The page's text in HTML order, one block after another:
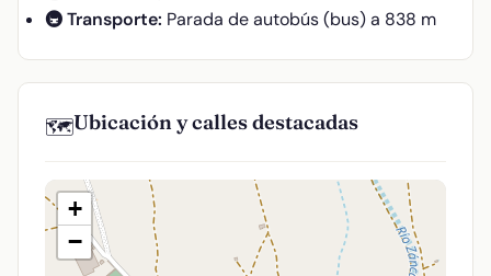
🚇 Transporte: Parada de autobús (bus) a 838 m
🗺️Ubicación y calles destacadas
+
−